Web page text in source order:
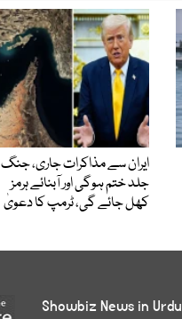
ایران سے مذاکرات جاری، جنگ
جلد ختم ہوگی اور آبنائے ہرمز
کھل جائے گی، ٹرمپ کا دعویٰ
Showbiz News in Urdu